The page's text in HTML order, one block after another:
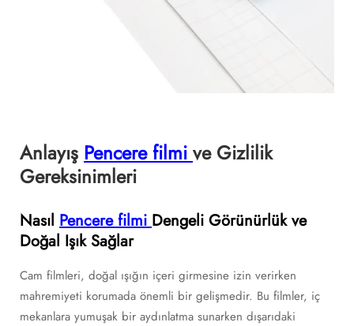
Anlayış Pencere filmi ve Gizlilik
Gereksinimleri
Nasıl Pencere filmiDengeli Görünürlük ve
Doğal Işık Sağlar
Cam filmleri, doğal ışığın içeri girmesine izin verirken
mahremiyeti korumada önemli bir gelişmedir. Bu filmler, iç
mekanlara yumuşak bir aydınlatma sunarken dışarıdaki